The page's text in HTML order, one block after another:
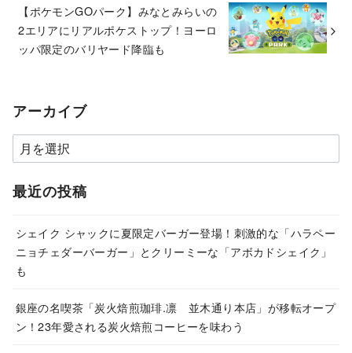
【ポケモンGOパーク】みなとみらいの
2エリアにリアルポケストップ！ヨーロ
ッパ限定のバリヤード降臨も
アーカイブ
ア
ー
カ
ブ
最近の投稿
シェイク シャックに夏限定バーガー登場！刺激的な「ハラペー
ニョチェダーバーガー」とクリーミーな「アボカドシェイク」
も
銀座の名喫茶「炭火焙煎珈琲.凛 並木通り本店」が移転オープ
ン！23年愛される炭火焙煎コーヒーを味わう